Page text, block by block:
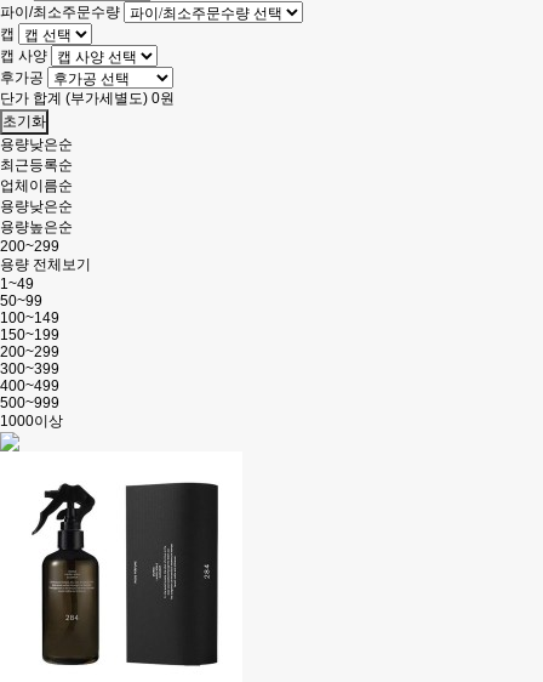
파이/최소주문수량
캡
캡 사양
후가공
단가 합계 (부가세별도) 0원
초기화
용량낮은순
최근등록순
업체이름순
용량낮은순
용량높은순
200~299
용량 전체보기
1~49
50~99
100~149
150~199
200~299
300~399
400~499
500~999
1000이상